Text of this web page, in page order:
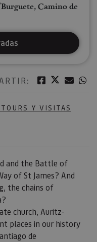
Facebook
Twitter
Y VISITAS
and the Battle of
of St James? And
the chains of
church, Auritz-
places in our history
de
Camino de